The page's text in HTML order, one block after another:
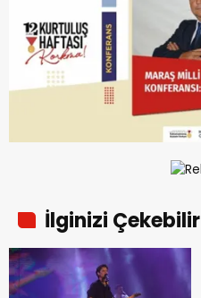
İlginizi Çekebilir